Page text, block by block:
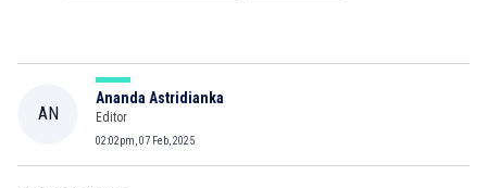
AN
Ananda Astridianka
Editor
02:02pm, 07 Feb, 2025